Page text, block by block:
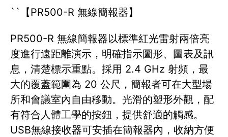
``【PR500-R 無線簡報器】
PR500-R 無線簡報器以標準紅光雷射兩倍亮
度進行遠距離演示，明確指示圖形、圖表及訊
息，清楚標示重點。採用 2.4 GHz 射頻，最
大的覆蓋範圍為 20 公尺，簡報者可在大型場
所和會議室內自由移動。光滑的塑形外觀，配
有符合人體工學的按鈕，提供舒適的觸感。
USB無線接收器可安插在簡報器內，收納方便